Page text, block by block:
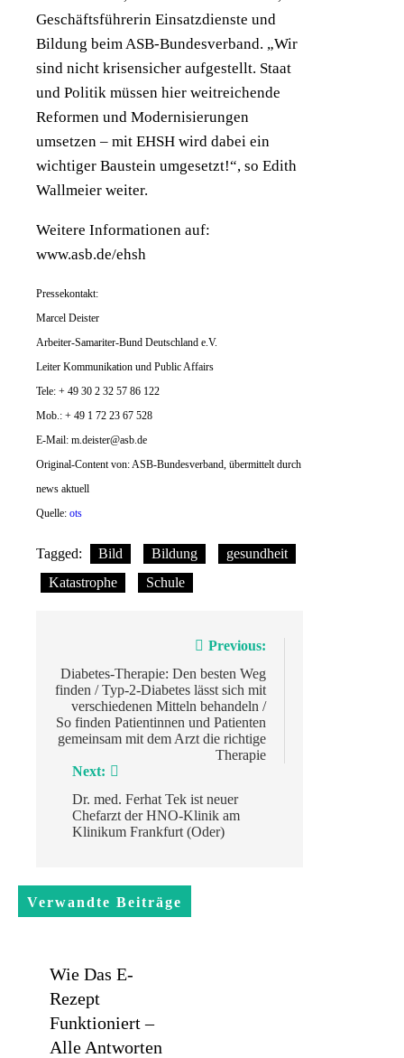
Geschäftsführerin Einsatzdienste und
Bildung beim ASB-Bundesverband. „Wir
sind nicht krisensicher aufgestellt. Staat
und Politik müssen hier weitreichende
Reformen und Modernisierungen
umsetzen – mit EHSH wird dabei ein
wichtiger Baustein umgesetzt!“, so Edith
Wallmeier weiter.
Weitere Informationen auf:
www.asb.de/ehsh
Pressekontakt:
Marcel Deister
Arbeiter-Samariter-Bund Deutschland e.V.
Leiter Kommunikation und Public Affairs
Tele: + 49 30 2 32 57 86 122
Mob.: + 49 1 72 23 67 528
E-Mail: m.deister@asb.de
Original-Content von: ASB-Bundesverband, übermittelt durch
news aktuell
Quelle: ots
Tagged: Bild Bildung
gesundheit
Katastrophe
Schule
BeitragsnavigationPrevious:
Diabetes-Therapie: Den besten Weg
finden / Typ-2-Diabetes lässt sich mit
verschiedenen Mitteln behandeln /
So finden Patientinnen und Patienten
gemeinsam mit dem Arzt die richtige
Therapie
Next:
Dr. med. Ferhat Tek ist neuer
Chefarzt der HNO-Klinik am
Klinikum Frankfurt (Oder)
Verwandte Beiträge
Wie Das E-
Rezept
Funktioniert –
Alle Antworten